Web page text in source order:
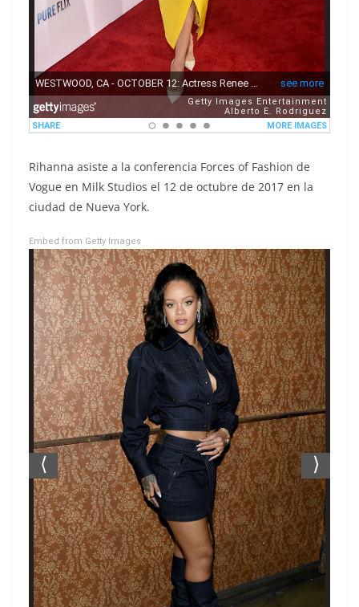
Rihanna asiste a la conferencia Forces of Fashion de
Vogue en Milk Studios el 12 de octubre de 2017 en la
ciudad de Nueva York.
Embed from Getty Images